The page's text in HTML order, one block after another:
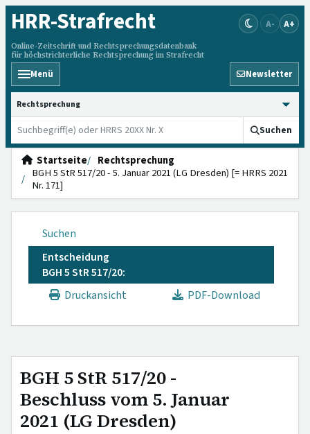
HRR-Strafrecht
Online-Zeitschrift und Rechtsprechungsdatenbank
für höchstrichterliche Rechtsprechung im Strafrecht
A- A+
Menü Newsletter
HRRS durchsuchen
Suchen
Startseite
Rechtsprechung
BGH 5 StR 517/20 - 5. Januar 2021 (LG Dresden) [= HRRS 2021
Nr. 171]
Suchen
Entscheidung
BGH 5 StR 517/20:
Druckansicht
PDF-Download
BGH 5 StR 517/20 -
Beschluss vom 5. Januar
2021 (LG Dresden)